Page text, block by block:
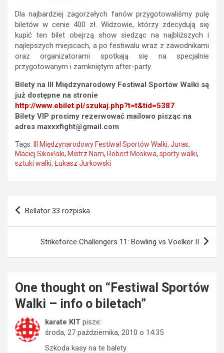
Dla najbardziej zagorzałych fanów przygotowaliśmy pulę
biletów w cenie 400 zł. Widzowie, którzy zdecydują się
kupić ten bilet obejrzą show siedząc na najbliższych i
najlepszych miejscach, a po festiwalu wraz z zawodnikami
oraz organizatorami spotkają się na specjalnie
przygotowanym i zamkniętym after-party.
Bilety na III Międzynarodowy Festiwal Sportów Walki są
już dostępne na stronie
http://www.ebilet.pl/szukaj.php?t=t&tid=5387
Bilety VIP prosimy rezerwować mailowo pisząc na
adres maxxxfight@gmail.com
Tags: III Międzynarodowy Festiwal Sportów Walki, Juras,
Maciej Sikoiński, Mistrz Nam, Robert Moskwa, sporty walki,
sztuki walki, Łukasz Jurkowski
Nawigacja
Bellator 33 rozpiska
Strikeforce Challengers 11: Bowling vs Voelker II
One thought on “ Festiwal Sportów
Walki – info o biletach”
karate KIT pisze:
środa, 27 października, 2010 o 14:35
Szkoda kasy na te balety.